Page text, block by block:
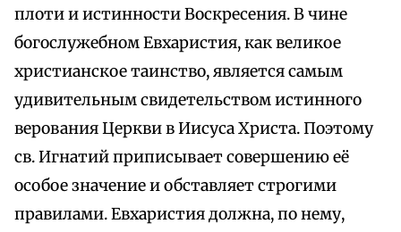
плоти и истинности Воскресения. В чине
богослужебном Евхаристия, как великое
христианское таинство, является самым
удивительным свидетельством истинного
верования Церкви в Иисуса Христа. Поэтому
св. Игнатий приписывает совершению её
особое значение и обставляет строгими
правилами. Евхаристия должна, по нему,